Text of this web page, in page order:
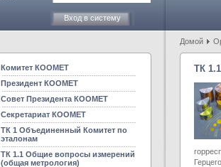
Домой
Комитет КООМЕТ
Президент КООМЕТ
Совет Президента КООМЕТ
Секретариат КООМЕТ
ТК 1 Объединенный Комитет по
эталонам
ТК 1.1 Общие вопросы измерений
(общая метрология)
ТК